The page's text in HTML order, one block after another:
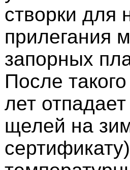
створки для
прилегания
запорных
После
лет
щелей на